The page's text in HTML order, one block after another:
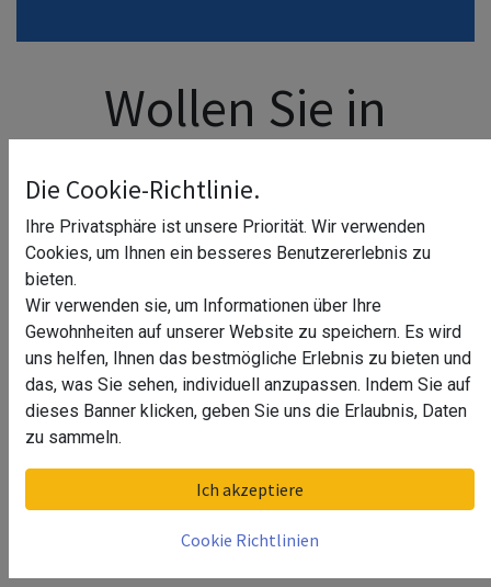
Wollen Sie in
Hannover
Spuckschutz selbst
bauen?
Der faszinierende Prozess der
Glasverspiegelung: Wie wird sie
gemacht?
Die Cookie-Richtlinie.
Ihre Privatsphäre ist unsere Priorität. Wir verwenden
Cookies, um Ihnen ein besseres Benutzererlebnis zu
bieten.
Wir verwenden sie, um Informationen über Ihre
Gewohnheiten auf unserer Website zu speichern. Es wird
uns helfen, Ihnen das bestmögliche Erlebnis zu bieten und
das, was Sie sehen, individuell anzupassen. Indem Sie auf
dieses Banner klicken, geben Sie uns die Erlaubnis, Daten
zu sammeln.
Ich akzeptiere
Cookie Richtlinien